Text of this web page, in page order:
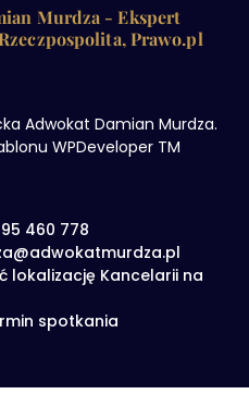
Murdza - Ekspert
Prawo.pl
Adwokat Damian Murdza.
WPDeveloper TM
460 778
lokalizację Kancelarii na
spotkania